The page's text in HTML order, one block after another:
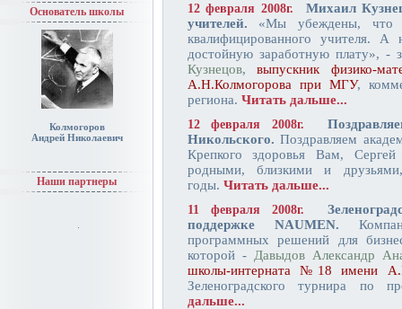
Основатель школы
Колмогоров
Андрей Николаевич
Наши партнеры
12 февраля 2008г.
Михаил
учителей. «Мы убеждены, что
квалифицированного учителя. А
достойную заработную плату», -
Кузнецов, выпускник физико-
А.Н.Колмогорова при МГУ,
региона. Читать дальше...
12 февраля 2008г.
Никольского. Поздравляем
Крепкого здоровья Вам,
родными, близкими и
годы. Читать дальше...
11 февраля 2008г.
поддержке NAUMEN.
программных решений для
которой - Давыдов Александр
школы-интерната №18 имени
Зеленоградского турнира по
дальше...